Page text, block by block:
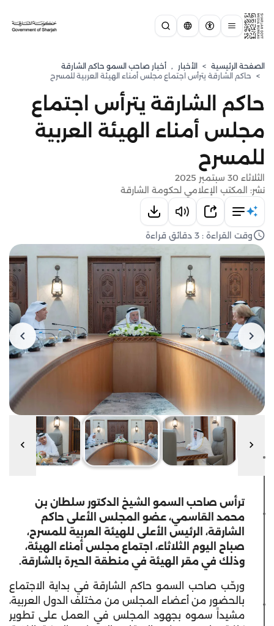
الصفحة الرئيسية > الأخبار , أخبار صاحب السمو حاكم الشارقة
> حاكم الشارقة يترأس اجتماع مجلس أمناء الهيئة العربية للمسرح
حاكم الشارقة يترأس اجتماع
مجلس أمناء الهيئة العربية
للمسرح
الثلاثاء 30 سبتمبر 2025
نشر: المكتب الإعلامي لحكومة الشارقة
وقت القراءة : 3 دقائق قراءة
ترأس صاحب السمو الشيخ الدكتور سلطان بن
محمد القاسمي، عضو المجلس الأعلى حاكم
الشارقة، الرئيس الأعلى للهيئة العربية للمسرح،
صباح اليوم الثلاثاء، اجتماع مجلس أمناء الهيئة،
وذلك في مقر الهيئة في منطقة الحيرة بالشارقة.
ورحّب صاحب السمو حاكم الشارقة في بداية الاجتماع
بالحضور من أعضاء المجلس من مختلف الدول العربية،
مشيداً سموه بجهود المجلس في العمل على تطوير